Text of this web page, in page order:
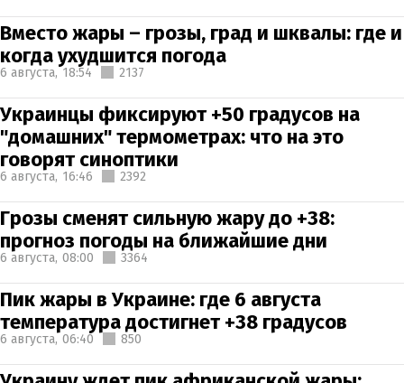
Вместо жары – грозы, град и шквалы: где и
когда ухудшится погода
6 августа, 18:54 2137
Украинцы фиксируют +50 градусов на
"домашних" термометрах: что на это
говорят синоптики
6 августа, 16:46 2392
Грозы сменят сильную жару до +38:
прогноз погоды на ближайшие дни
6 августа, 08:00 3364
Пик жары в Украине: где 6 августа
температура достигнет +38 градусов
6 августа, 06:40 850